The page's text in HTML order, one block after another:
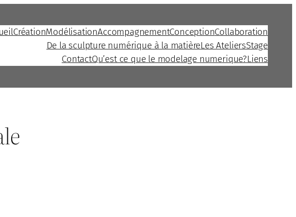
CréationModélisationAccompagnementConceptionCollaboration
De la sculpture numérique à la matièreLes AteliersStage
ContactQu’est ce que le modelage numerique?Liens